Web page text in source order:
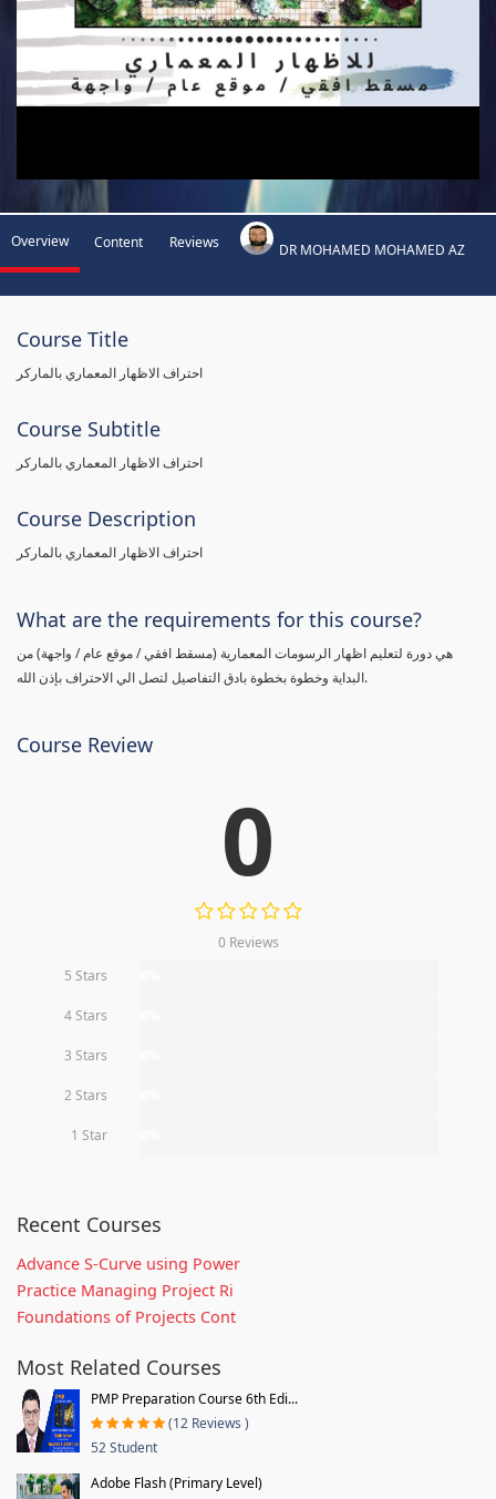
Overview Content Reviews DR MOHAMED MOHAMED AZ
Course Title
احتراف الاظهار المعماري بالماركر
Course Subtitle
احتراف الاظهار المعماري بالماركر
Course Description
احتراف الاظهار المعماري بالماركر
What are the requirements for this course?
هي دورة لتعليم اظهار الرسومات المعمارية (مسقط افقي / موقع عام / واجهة) من
البداية وخطوة بخطوة بادق التفاصيل لتصل الي الاحتراف بإذن الله.
Course Review
0
0 Reviews
5 Stars
4 Stars
3 Stars
2 Stars
1 Star
Recent Courses
Advance S-Curve using Power
Practice Managing Project Ri
Foundations of Projects Cont
Most Related Courses
PMP Preparation Course 6th Edi...
(12 Reviews )
52 Student
Adobe Flash (Primary Level)